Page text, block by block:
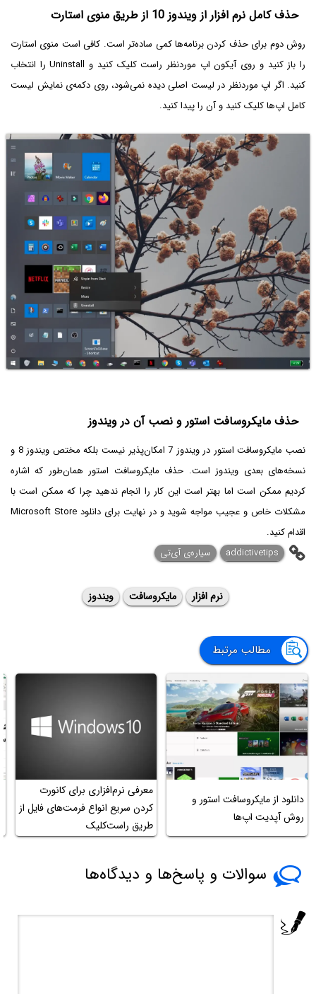
حذف کامل نرم افزار از ویندوز 10 از طریق منوی استارت
روش دوم برای حذف کردن برنامه‌ها کمی ساده‌تر است. کافی است منوی استارت
را باز کنید و روی آیکون اپ موردنظر راست کلیک کنید و Uninstall را انتخاب
کنید. اگر اپ موردنظر در لیست اصلی دیده نمی‌شود، روی دکمه‌ی نمایش لیست
کامل اپ‌ها کلیک کنید و آن را پیدا کنید.
حذف مایکروسافت استور و نصب آن در ویندوز
نصب مایکروسافت استور در ویندوز 7 امکان‌پذیر نیست بلکه مختص ویندوز 8 و
نسخه‌های بعدی ویندوز است. حذف مایکروسافت استور همان‌طور که اشاره
کردیم ممکن است اما بهتر است این کار را انجام ندهید چرا که ممکن است با
مشکلات خاص و عجیب مواجه شوید و در نهایت برای دانلود Microsoft Store
اقدام کنید.
addictivetips
سیاره‌ی آی‌تی
نرم افزار مایکروسافت ویندوز
مطالب مرتبط
دانلود از مایکروسافت استور و
روش آپدیت اپ‌ها
معرفی نرم‌افزاری برای کانورت
کردن سریع انواع فرمت‌های فایل از
طریق راست‌کلیک
سوالات و پاسخ‌ها و دیدگاه‌ها